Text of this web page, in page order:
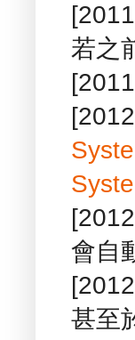
若之
會自
甚至